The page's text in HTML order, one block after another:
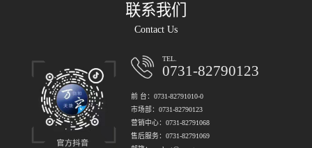
联系我们
Contact Us
TEL.
0731-82790123
前 台：0731-82791010-0
市场部：0731-82790123
营销中心：0731-82791068
售后服务：0731-82791069